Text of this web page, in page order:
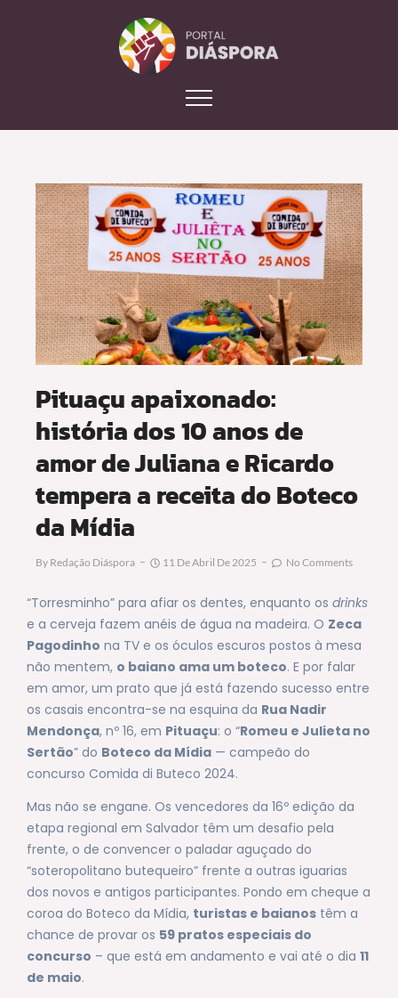
Pituaçu apaixonado:
história dos 10 anos de
amor de Juliana e Ricardo
tempera a receita do Boteco
da Mídia
By Redação Diáspora 11 De Abril De 2025 No Comments
“Torresminho” para afiar os dentes, enquanto os drinks
e a cerveja fazem anéis de água na madeira. O Zeca
Pagodinho na TV e os óculos escuros postos à mesa
não mentem, o baiano ama um boteco. E por falar
em amor, um prato que já está fazendo sucesso entre
os casais encontra-se na esquina da Rua Nadir
Mendonça, nº 16, em Pituaçu: o “Romeu e Julieta no
Sertão” do Boteco da Mídia — campeão do
concurso Comida di Buteco 2024.
Mas não se engane. Os vencedores da 16º edição da
etapa regional em Salvador têm um desafio pela
frente, o de convencer o paladar aguçado do
“soteropolitano butequeiro” frente a outras iguarias
dos novos e antigos participantes. Pondo em cheque a
coroa do Boteco da Mídia, turistas e baianos têm a
chance de provar os 59 pratos especiais do
concurso – que está em andamento e vai até o dia 11
de maio.